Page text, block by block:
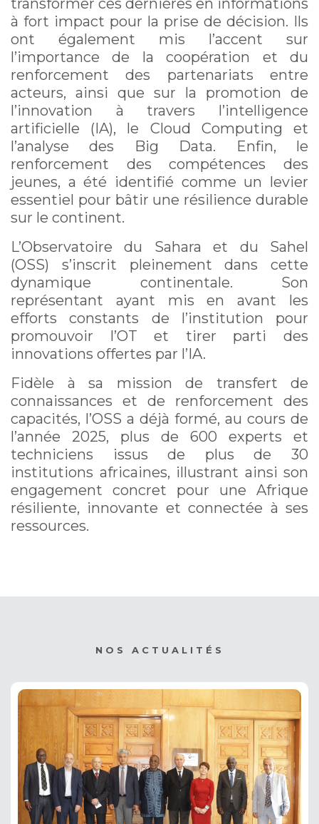
transformer ces dernières en informations
à fort impact pour la prise de décision. Ils
ont également mis l’accent sur
l’importance de la coopération et du
renforcement des partenariats entre
acteurs, ainsi que sur la promotion de
l’innovation à travers l’intelligence
artificielle (IA), le Cloud Computing et
l’analyse des Big Data. Enfin, le
renforcement des compétences des
jeunes, a été identifié comme un levier
essentiel pour bâtir une résilience durable
sur le continent.
L’Observatoire du Sahara et du Sahel
(OSS) s’inscrit pleinement dans cette
dynamique continentale. Son
représentant ayant mis en avant les
efforts constants de l’institution pour
promouvoir l’OT et tirer parti des
innovations offertes par l’IA.
Fidèle à sa mission de transfert de
connaissances et de renforcement des
capacités, l’OSS a déjà formé, au cours de
l’année 2025, plus de 600 experts et
techniciens issus de plus de 30
institutions africaines, illustrant ainsi son
engagement concret pour une Afrique
résiliente, innovante et connectée à ses
ressources.
NOS ACTUALITÉS